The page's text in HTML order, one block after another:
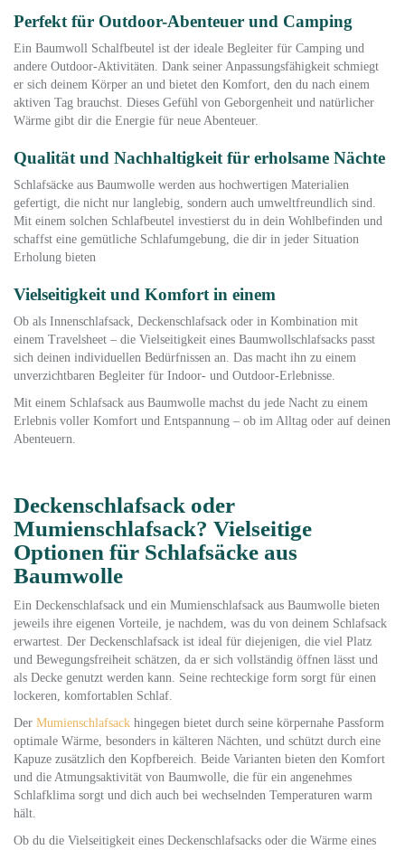
Perfekt für Outdoor-Abenteuer und Camping
Ein Baumwoll Schalfbeutel ist der ideale Begleiter für Camping und
andere Outdoor-Aktivitäten. Dank seiner Anpassungsfähigkeit schmiegt
er sich deinem Körper an und bietet den Komfort, den du nach einem
aktiven Tag brauchst. Dieses Gefühl von Geborgenheit und natürlicher
Wärme gibt dir die Energie für neue Abenteuer.
Qualität und Nachhaltigkeit für erholsame Nächte
Schlafsäcke aus Baumwolle werden aus hochwertigen Materialien
gefertigt, die nicht nur langlebig, sondern auch umweltfreundlich sind.
Mit einem solchen Schlafbeutel investierst du in dein Wohlbefinden und
schaffst eine gemütliche Schlafumgebung, die dir in jeder Situation
Erholung bieten
Vielseitigkeit und Komfort in einem
Ob als Innenschlafsack, Deckenschlafsack oder in Kombination mit
einem Travelsheet – die Vielseitigkeit eines Baumwollschlafsacks passt
sich deinen individuellen Bedürfnissen an. Das macht ihn zu einem
unverzichtbaren Begleiter für Indoor- und Outdoor-Erlebnisse.
Mit einem Schlafsack aus Baumwolle machst du jede Nacht zu einem
Erlebnis voller Komfort und Entspannung – ob im Alltag oder auf deinen
Abenteuern.
Deckenschlafsack oder
Mumienschlafsack? Vielseitige
Optionen für Schlafsäcke aus
Baumwolle
Ein Deckenschlafsack und ein Mumienschlafsack aus Baumwolle bieten
jeweils ihre eigenen Vorteile, je nachdem, was du von deinem Schlafsack
erwartest. Der Deckenschlafsack ist ideal für diejenigen, die viel Platz
und Bewegungsfreiheit schätzen, da er sich vollständig öffnen lässt und
als Decke genutzt werden kann. Seine rechteckige form sorgt für einen
lockeren, komfortablen Schlaf.
Der Mumienschlafsack hingegen bietet durch seine körpernahe Passform
optimale Wärme, besonders in kälteren Nächten, und schützt durch eine
Kapuze zusätzlich den Kopfbereich. Beide Varianten bieten den Komfort
und die Atmungsaktivität von Baumwolle, die für ein angenehmes
Schlafklima sorgt und dich auch bei wechselnden Temperaturen warm
hält.
Ob du die Vielseitigkeit eines Deckenschlafsacks oder die Wärme eines